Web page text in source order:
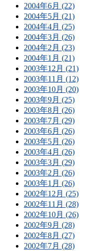
2004年6月 (22)
2004年5月 (21)
2004年4月 (25)
2004年3月 (26)
2004年2月 (23)
2004年1月 (21)
2003年12月 (21)
2003年11月 (12)
2003年10月 (20)
2003年9月 (25)
2003年8月 (26)
2003年7月 (29)
2003年6月 (26)
2003年5月 (26)
2003年4月 (26)
2003年3月 (29)
2003年2月 (26)
2003年1月 (26)
2002年12月 (25)
2002年11月 (28)
2002年10月 (26)
2002年9月 (28)
2002年8月 (27)
2002年7月 (28)